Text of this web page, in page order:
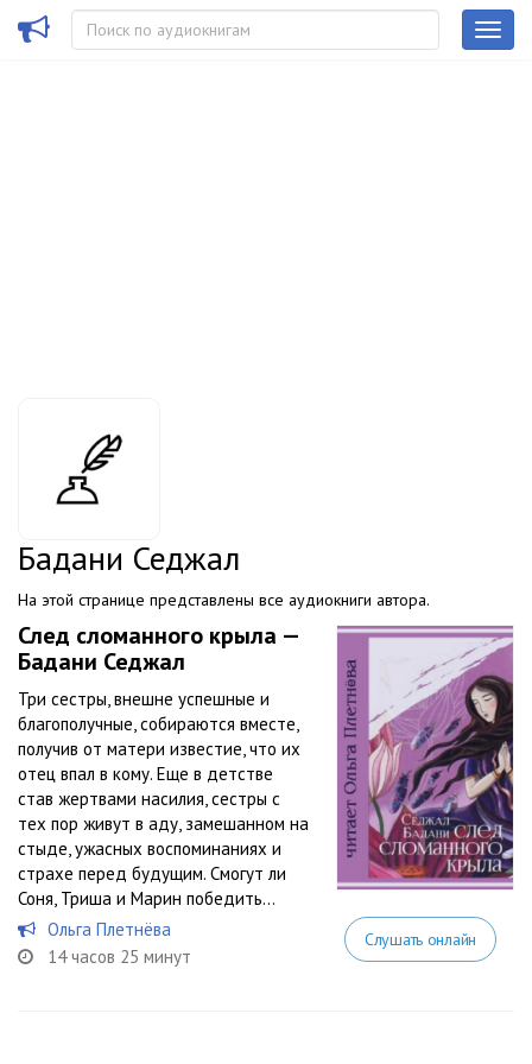
Бадани Седжал
На этой странице представлены все аудиокниги автора.
След сломанного крыла —
Бадани Седжал
Три сестры, внешне успешные и
благополучные, собираются вместе,
получив от матери известие, что их
отец впал в кому. Еще в детстве
став жертвами насилия, сестры с
тех пор живут в аду, замешанном на
стыде, ужасных воспоминаниях и
страхе перед будущим. Смогут ли
Соня, Триша и Марин победить...
Ольга Плетнёва
14 часов 25 минут
Слушать онлайн